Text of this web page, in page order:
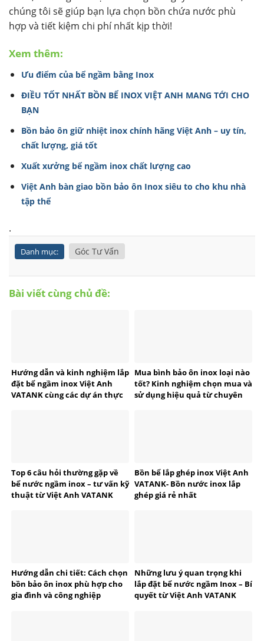
chúng tôi sẽ giúp bạn lựa chọn bồn chứa nước phù
hợp và tiết kiệm chi phí nhất kịp thời!
Xem thêm:
Ưu điểm của bể ngầm bằng Inox
ĐIỀU TỐT NHẤT BỒN BỂ INOX VIỆT ANH MANG TỚI CHO
BẠN
Bồn bảo ôn giữ nhiệt inox chính hãng Việt Anh – uy tín,
chất lượng, giá tốt
Xuất xưởng bể ngầm inox chất lượng cao
Việt Anh bàn giao bồn bảo ôn Inox siêu to cho khu nhà
tập thể
.
Danh mục: Góc Tư Vấn
Bài viết cùng chủ đề:
Hướng dẫn và kinh nghiệm lắp
đặt bể ngầm inox Việt Anh
VATANK cùng các dự án thực
Mua bình bảo ôn inox loại nào
tốt? Kinh nghiệm chọn mua và
sử dụng hiệu quả từ chuyên
Top 6 câu hỏi thường gặp về
bể nước ngầm inox – tư vấn kỹ
thuật từ Việt Anh VATANK
Bồn bể lắp ghép inox Việt Anh
VATANK- Bồn nước inox lắp
ghép giá rẻ nhất
Hướng dẫn chi tiết: Cách chọn
bồn bảo ôn inox phù hợp cho
gia đình và công nghiệp
Những lưu ý quan trọng khi
lắp đặt bể nước ngầm Inox – Bí
quyết từ Việt Anh VATANK